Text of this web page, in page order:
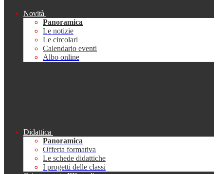
Novità
Panoramica
Le notizie
Le circolari
Calendario eventi
Albo online
Didattica
Panoramica
Offerta formativa
Le schede didattiche
I progetti delle classi